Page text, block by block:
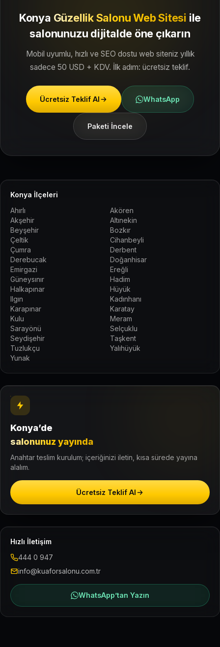
Konya Güzellik Salonu Web Sitesi ile
salonunuzu dijitalde öne çıkarın
Mobil uyumlu, hızlı ve SEO dostu web siteniz yıllık
sadece 50 USD + KDV. İlk adım: ücretsiz teklif.
Ücretsiz Teklif Al WhatsApp
Paketi İncele
Konya İlçeleri
Ahırlı
Akören
Akşehir
Altınekin
Beyşehir
Bozkır
Çeltik
Cihanbeyli
Çumra
Derbent
Derebucak
Doğanhisar
Emirgazi
Ereğli
Güneysınır
Hadim
Halkapınar
Hüyük
Ilgın
Kadınhanı
Karapınar
Karatay
Kulu
Meram
Sarayönü
Selçuklu
Seydişehir
Taşkent
Tuzlukçu
Yalıhüyük
Yunak
Konya’de
salonunuz yayında
Anahtar teslim kurulum; içeriğinizi iletin, kısa sürede yayına
alalım.
Ücretsiz Teklif Al
Hızlı İletişim
444 0 947
info@kuaforsalonu.com.tr
WhatsApp’tan Yazın